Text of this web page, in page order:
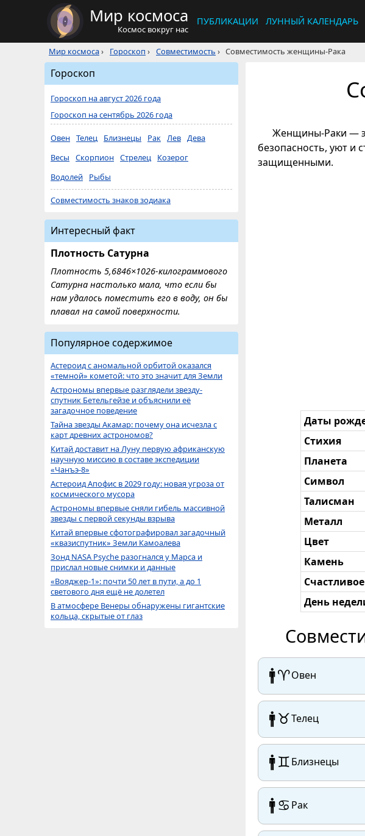
Мир космоса
Космос вокруг нас
ПУБЛИКАЦИИ ЛУННЫЙ КАЛЕНДАРЬ
Мир космоса› Гороскоп › Совместимость › Совместимость женщины-Рака
Женщины-Раки —
безопасность, уют и
защищенными.
Даты
Стихия
Планета
Символ
Талисман
Металл
Цвет
Камень
День
🚹♈Овен
🚹♉Телец
🚹♊Близнецы
🚹♋ Рак
Гороскоп
Гороскоп на август 2026 года
Гороскоп на сентябрь 2026 года
Овен Телец Близнецы Рак Лев Дева
Весы
Скорпион Стрелец
Козерог
Водолей
Рыбы
Совместимость знаков зодиака
Интересный факт
Плотность Сатурна
Плотность 5,6846×1026-килограммового
Сатурна настолько мала, что если бы
нам удалось поместить его в воду, он бы
плавал на самой поверхности.
Популярное содержимое
Астероид с аномальной орбитой оказался
«темной» кометой: что это значит для Земли
Астрономы впервые разглядели звезду-
спутник Бетельгейзе и объяснили её
загадочное поведение
Тайна звезды Акамар: почему она исчезла с
карт древних астрономов?
Китай доставит на Луну первую африканскую
научную миссию в составе экспедиции
«Чанъэ-8»
Астероид Апофис в 2029 году: новая угроза от
космического мусора
Астрономы впервые сняли гибель массивной
звезды с первой секунды взрыва
Китай впервые сфотографировал загадочный
«квазиспутник» Земли Камоалева
Зонд NASA Psyche разогнался у Марса и
прислал новые снимки и данные
«Вояджер-1»: почти 50 лет в пути, а до 1
светового дня ещё не долетел
В атмосфере Венеры обнаружены гигантские
кольца, скрытые от глаз